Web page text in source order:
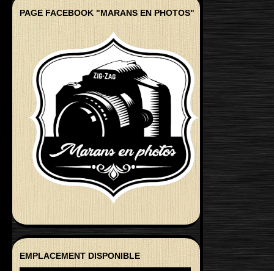
PAGE FACEBOOK "MARANS EN PHOTOS"
EMPLACEMENT DISPONIBLE